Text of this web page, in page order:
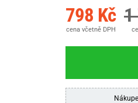
798 Kč
cena včetně DPH
1